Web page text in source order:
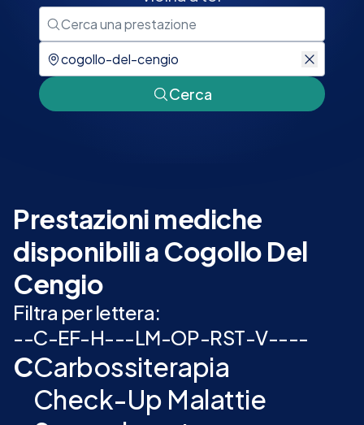
Cerca
Prestazioni mediche
disponibili a Cogollo Del
Cengio
Filtra per lettera:
--C-EF-H---LM-OP-RST-V----
CCarbossiterapia
Check-Up Malattie